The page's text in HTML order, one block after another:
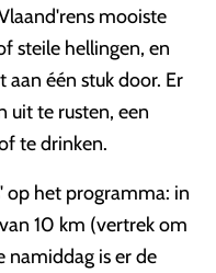
mooiste
steile hellingen, en
één stuk door. Er
uit te rusten, een
te drinken.
op het programma: in
10 km (vertrek om
namiddag is er de